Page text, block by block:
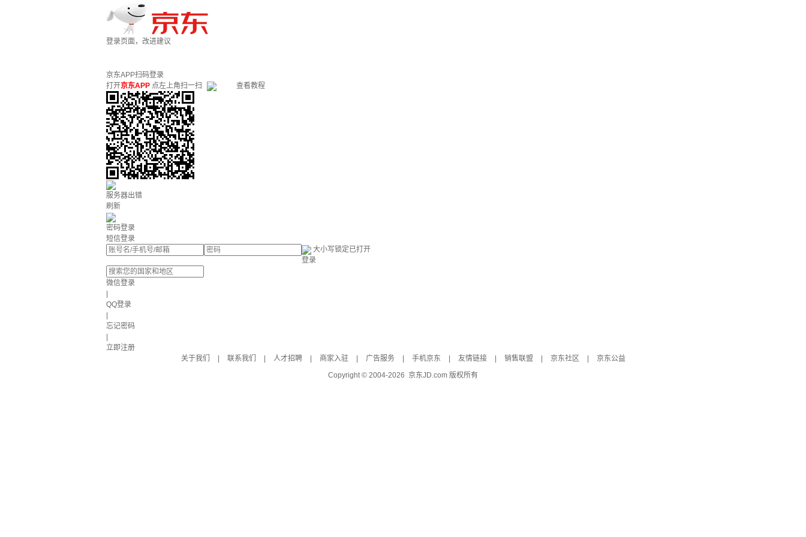
登录页面，改进建议
京东APP扫码登录
打开京东APP 点左上角扫一扫 查看教程
服务器出错
刷新
密码登录
短信登录
大小写锁定已打开
登录
微信登录
QQ登录
忘记密码
立即注册
关于我们
联系我们 人才招聘 商家入驻 广告服务 手机京东 友情链接 销售联盟 京东社区
京东公益
Copyright © 2004-2026 京东JD.com 版权所有